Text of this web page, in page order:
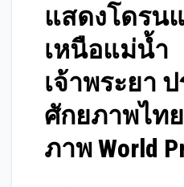
แสดงโดรน
เหนือแม่น้ำ
เจ้าพระยา
ศักยภาพไท
ภาพ World